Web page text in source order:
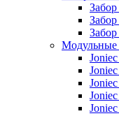
Модульные